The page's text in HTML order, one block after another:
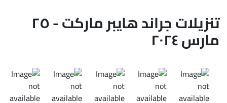
تنزيلات جراند هايبر ماركت - ٢٥
مارس ٢٠٢٤